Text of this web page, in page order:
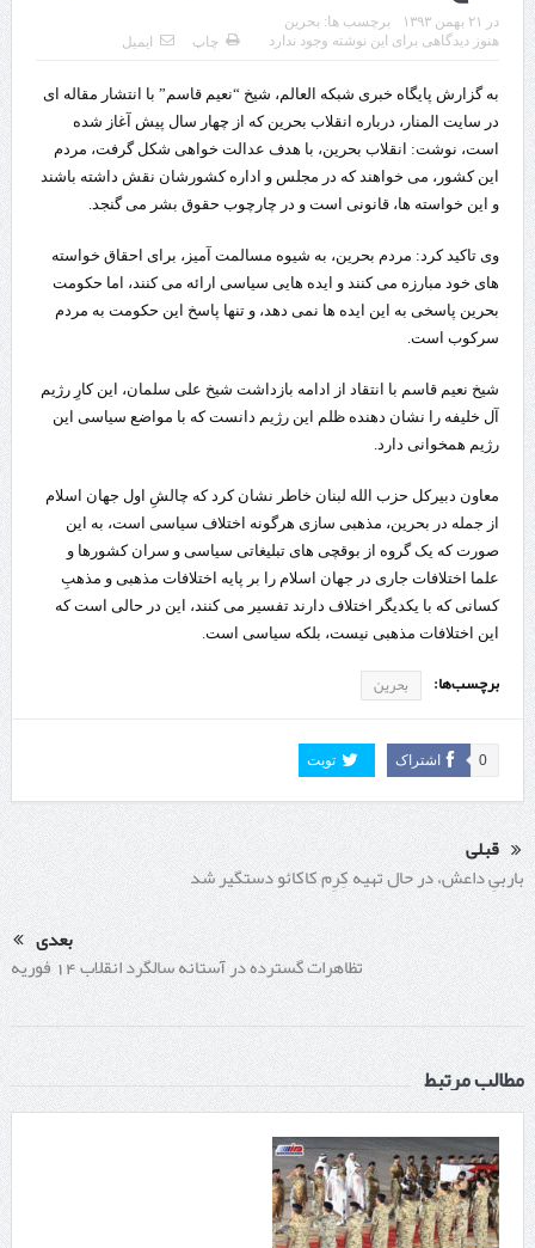
قدردانی وزیر میراث فرهنگی، گردشگری و صنایع دستی از استاندار اردبیل
استاندار اردبیل در دیدار دبیر شورای‌عالی مناطق آزاد و ویژه اقتصادی:
راه‌اندازی کامل منطقه آزاد اردبیل-بیله‌سوار و منطقه ویژه اقتصادی نمین تسریع
شود
در دیدار استاندار اردبیل و مدیرعامل بانک سینا محقق شد؛
تخصیص ۳۰۰میلیارد تومان برای تکمیل بزرگراه اردبیل-سرچم
کشف ۱۱ قبضه سلاح کلت کمری توسط مرزبانان هنگ مرزی ارومیه
مرز چیلات دهلران می‌تواند مکمل مرز بین‌المللی مهران شود
تردد زائران اربعین در مرزهای خوزستان از مرز یک میلیون و ۴۲۸ هزار نفر
گذشت
در ۲۱ بهمن ۱۳۹۳ برچسب ها: بحرین
هنوز دیدگاهی برای این نوشته وجود ندارد
چاپ ایمیل
به گزارش پایگاه خبری شبکه العالم، شیخ “نعیم قاسم” با انتشار مقاله ای
در سایت المنار، درباره انقلاب بحرین که از چهار سال پیش آغاز شده
است، نوشت: انقلاب بحرین، با هدف عدالت خواهی شکل گرفت، مردم
این کشور، می خواهند که در مجلس و اداره کشورشان نقش داشته باشند
و این خواسته ها، قانونی است و در چارچوب حقوق بشر می گنجد.
وی تاکید کرد: مردم بحرین، به شیوه مسالمت آمیز، برای احقاق خواسته
های خود مبارزه می کنند و ایده هایی سیاسی ارائه می کنند، اما حکومت
بحرین پاسخی به این ایده ها نمی دهد، و تنها پاسخ این حکومت به مردم
سرکوب است.
شیخ نعیم قاسم با انتقاد از ادامه بازداشت شیخ علی سلمان، این کارِ رژیم
آل خلیفه را نشان دهنده ظلم این رژیم دانست که با مواضع سیاسی این
رژیم همخوانی دارد.
معاون دبیرکل حزب الله لبنان خاطر نشان کرد که چالشِ اول جهان اسلام
از جمله در بحرین، مذهبی سازی هرگونه اختلاف سیاسی است، به این
صورت که یک گروه از بوقچی های تبلیغاتی سیاسی و سران کشورها و
علما اختلافات جاری در جهان اسلام را بر پایه اختلافات مذهبی و مذهبِ
کسانی که با یکدیگر اختلاف دارند تفسیر می کنند، این در حالی است که
این اختلافات مذهبی نیست، بلکه سیاسی است.
برچسب‌ها: بحرین
اشتراک 0 تویت
قبلی
باربیِ داعش، در حال تهیه کِرِم کاکائو دستگیر شد
بعدی
تظاهرات گسترده در آستانه سالگرد انقلاب 14 فوریه
مطالب مرتبط